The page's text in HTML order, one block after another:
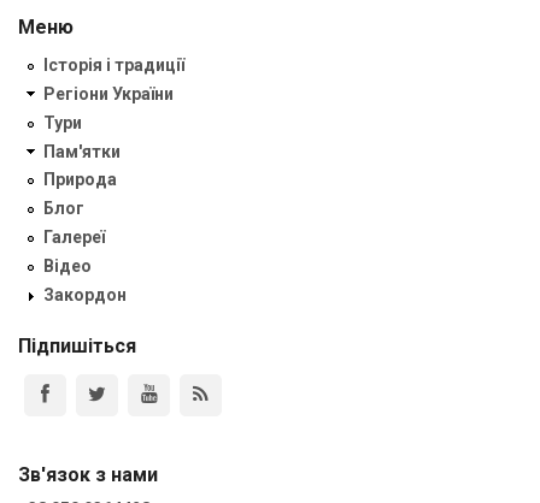
Меню
Історія і традиції
Регіони України
Тури
Пам'ятки
Природа
Блог
Галереї
Відео
Закордон
Підпишіться
Зв'язок з нами